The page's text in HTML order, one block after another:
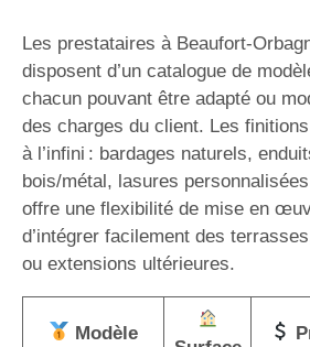
Les prestataires à Beaufort-
disposent d’un catalogue de
chacun pouvant être adapté ou
des charges du client. Les
à l’infini : bardages naturels,
bois/métal, lasures
offre une flexibilité de mise en
d’intégrer facilement des
ou extensions ultérieures.
Modèle